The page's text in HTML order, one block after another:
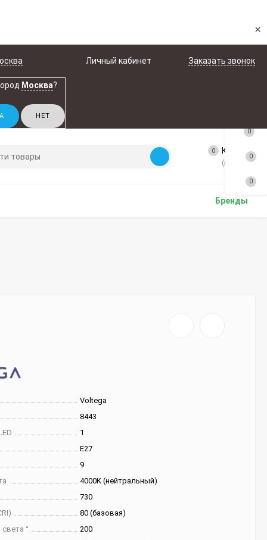
×
Москва?
Личный кабинет Заказать звонок
0 Корзина
(пусто)
Бренды
Voltega
8443
1
E27
9
4000K (нейтральный)
730
80 (базовая)
°
200
0
0
0